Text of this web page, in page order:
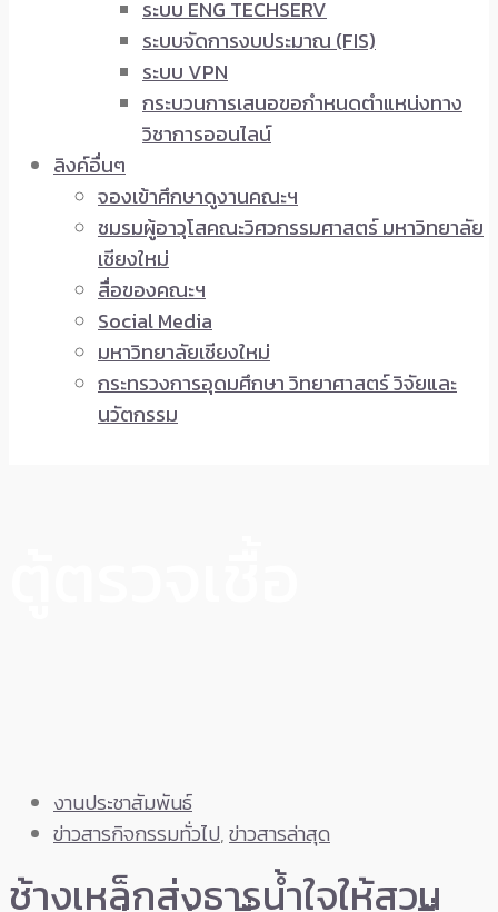
ระบบ ENG TECHSERV
ระบบจัดการงบประมาณ (FIS)
ระบบ VPN
กระบวนการเสนอขอกำหนดตำแหน่งทาง
วิชาการออนไลน์
ลิงค์อื่นๆ
จองเข้าศึกษาดูงานคณะฯ
ชมรมผู้อาวุโสคณะวิศวกรรมศาสตร์ มหาวิทยาลัย
เชียงใหม่
สื่อของคณะฯ
Social Media
มหาวิทยาลัยเชียงใหม่
กระทรวงการอุดมศึกษา วิทยาศาสตร์ วิจัยและ
นวัตกรรม
งานประชาสัมพันธ์
ข่าวสารกิจกรรมทั่วไป,ข่าวสารล่าสุด
ช้างเหล็กส่งธารน้ำใจให้สวน